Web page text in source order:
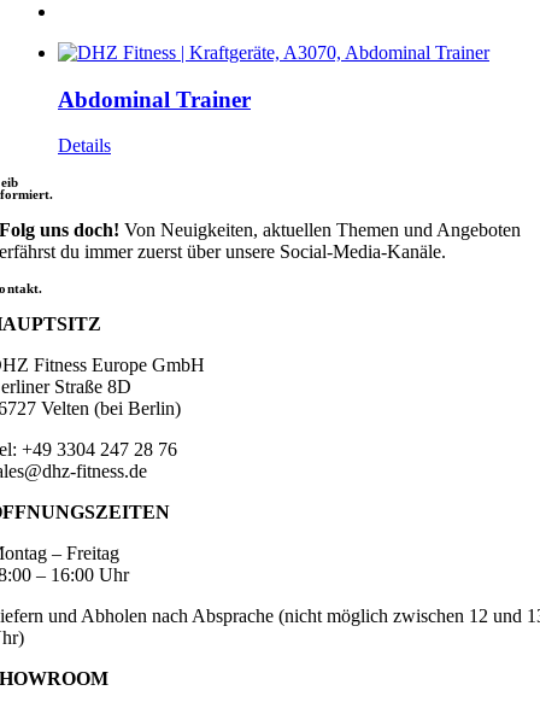
Abdominal Trainer
Details
Folg uns doch! Von Neuigkeiten, aktuellen Themen und Angeboten
erfährst du immer zuerst über unsere Social-Media-Kanäle.
Fitness Europe GmbH
Straße 8D
Velten (bei Berlin)
+49 3304 247 28 76
fitness.de
– Freitag
– 16:00 Uhr
und Abholen nach Absprache (nicht möglich zwischen 12 und